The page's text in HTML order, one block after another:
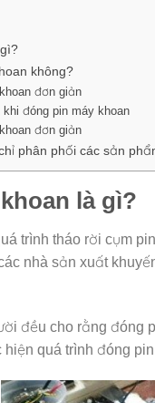
không?
đơn giản
khi đóng pin máy khoan
đơn giản
phân phối các sản
là gì?
trình tháo rời cụm
nhà sản xuất
đều cho rằng đóng
quá trình đóng